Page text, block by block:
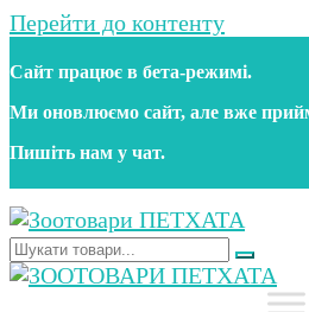
Перейти до контенту
Сайт працює в бета‑режимі.
Ми оновлюємо сайт, але вже
Пишіть нам у чат.
Зоотовари ПЕТХАТА
Зоомагазин для собак та
аксесуари та догляд за